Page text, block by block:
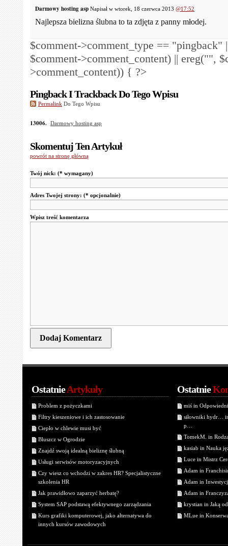
Darmowy hosting asp Napisał w wtorek, 18 czerwca 2013 @17:52
Najlepsza bielizna ślubna to ta zdjęta z panny młodej.
$comment->comment_type == "pingback"
$comment->comment_content) || ereg("",
>comment_content)) { ?>
Pingback I Trackback Do Tego Wpisu
Permalink Do Tego Wpisu
13006. Darmowy hosting asp
Skomentuj Ten Artykuł
powrót na stronę główną
Twój nick: (* wymagany)
Adres Twojej strony: (* opcjonalnie)
Wpisz treść komentarza
OstatnieArtykuły
Problem z pożyczkami
Filtry kieszeniowe i ich zastosowanie
Ciepło w chlewie musi być
Bluszcz w Ogrodzie
Znajdź swoją idealną bieliznę ślubną
Usługi serwisów motoryzacyjnych
Czy wiesz co wchodzi w zakres HR? Specjalistyczne
szkolenia HR
Jak prawidłowo zaparzyć herbatę?
System SAP podstawą efektywnego zarządzania
Kurs grafiki komputerowej, jako alternatywa do
innych kursów zawodowych
Ostatnie
miś in
siłowniki hydr…
p…
TomekM. in
kasiab in Nauka
Luce in Mistrz
Adam in
Adam in
Adam in
krystian in Jaką
MLue in